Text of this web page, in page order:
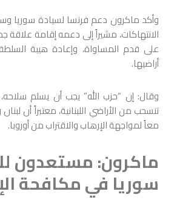
وأكد ماكرون دعم فرنسا لسيادة سوريا
الانتهاكات، مشيراً إلى دعمه إقامة علاقة
على قدم المساواة، وإعادة هيبة
أراضيها.
وقال: إن “حزب الله” يجب أن يسلم
تنسحب من الأراضي اللبنانية، معتبراً أن
معاً لمواجهة الإرهاب والاقتراب من أوروبا.
ماكرون: مستعدون
سوريا في مكافحة